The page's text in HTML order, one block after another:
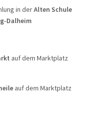
in derAlten Schule
Dalheim
auf dem Marktplatz
auf dem Marktplatz